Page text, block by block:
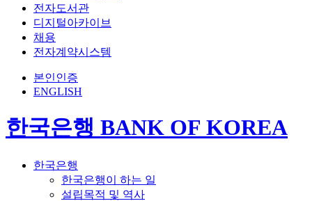
전자도서관
디지털아카이브
채용
전자계약시스템
본인인증
ENGLISH
한국은행 BANK OF KOREA
한국은행
한국은행이 하는 일
설립목적 및 역사